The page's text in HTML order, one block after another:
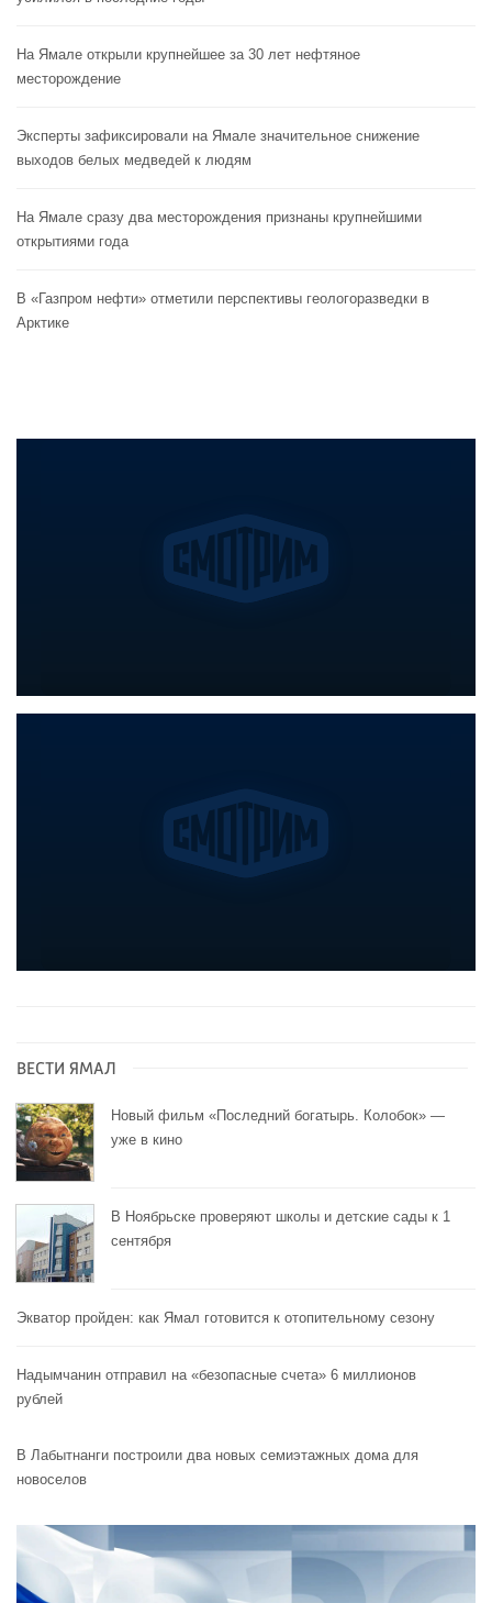
На Ямале открыли крупнейшее за 30 лет нефтяное
месторождение
Эксперты зафиксировали на Ямале значительное снижение
выходов белых медведей к людям
На Ямале сразу два месторождения признаны крупнейшими
открытиями года
В «Газпром нефти» отметили перспективы геологоразведки в
Арктике
ВЕСТИ ЯМАЛ
Новый фильм «Последний богатырь. Колобок» —
уже в кино
В Ноябрьске проверяют школы и детские сады к 1
сентября
Экватор пройден: как Ямал готовится к отопительному сезону
Надымчанин отправил на «безопасные счета» 6 миллионов
рублей
В Лабытнанги построили два новых семиэтажных дома для
новоселов